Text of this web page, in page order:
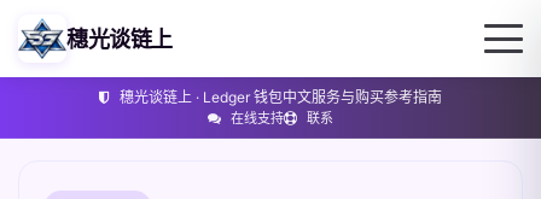
穗光谈链上 · Ledger 钱包中文服务与购买参考指南
在线支持 联系
穗光谈链上